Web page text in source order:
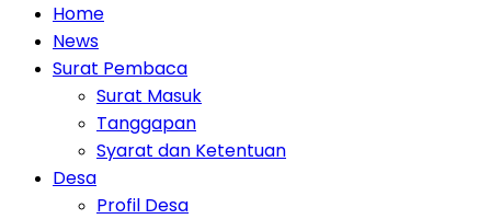
Home
News
Surat Pembaca
Surat Masuk
Tanggapan
Syarat dan Ketentuan
Desa
Profil Desa